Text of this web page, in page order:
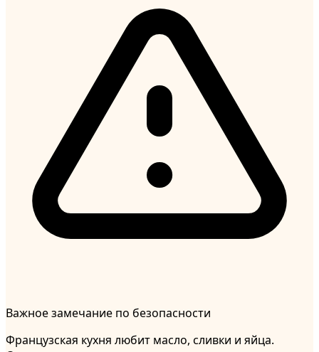
Важное замечание по безопасности
Французская кухня любит масло, сливки и яйца.